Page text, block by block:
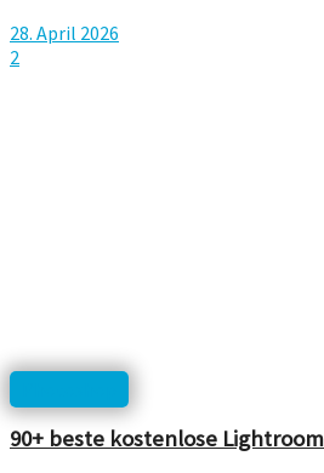
28. April 2026
2
90+ beste kostenlose